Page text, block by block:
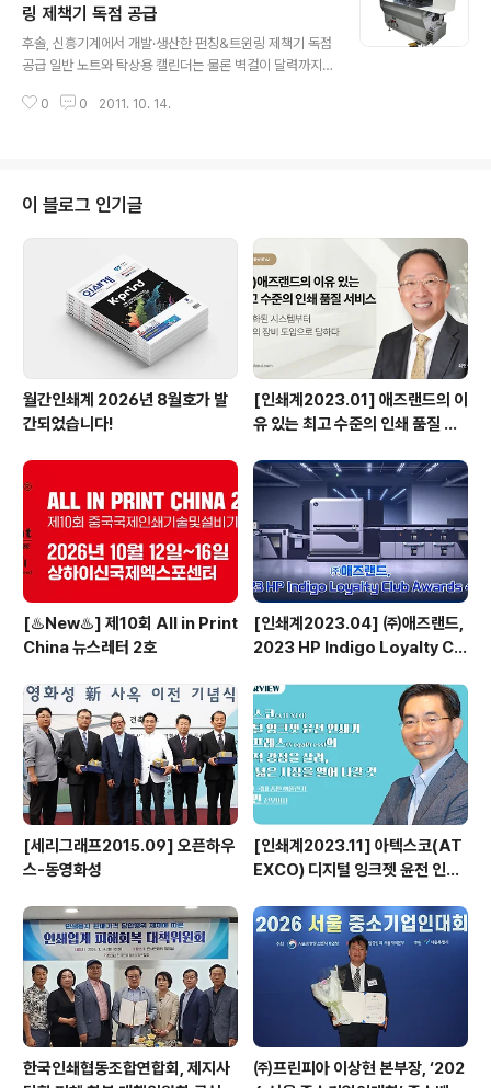
다양한 솔루션으로 사용할 수 있다. VSOP의 웹 오프셋 프
린팅 프레스는 슬리브 기술의 형태를 보이고 있고 빠르고
쉽게 프린팅 사이즈의 변경이 가능하여, 프린트 길이를 자
은 비용으로 프린팅 플레이트에 소요되는 리드 타임을 단
링 제책기 독점 공급
후솔, 신흥기계에서 개발·생산한 펀칭&트윈링 제책기 독점
공급 일반 노트와 탁상용 캘린더는 물론 벽걸이 달력까지
솔(대표 김주호/www.hoosol.com)은 지난 8월 18일 국
링 작업을 자동으로 시간당 1,500부를 신속하게 처리할 수
있으며, 터치식 조작판으로 작동이 쉽고, 1인 대량 작업이
가능하다. 이를 통해 소량 다품종의 디지털 인쇄시장에서
트윈링 제책에 생산성 향상을 전망하며, 일반 노트와 탁상
용 캘린더는 물론 벽걸이 달력까지 모두 하나의 기계로서
작업 할 수 있다고 설명..
0 0 2011. 10. 14.
이 블로그 인기글
월간인쇄계 2026년 8월호가 발
간되었습니다!
[인쇄계2023.01] 애즈랜드의 이
유 있는 최고 수준의 인쇄 품질 서
장비 도입으로 답하다 - ㈜애즈랜
드 최현수 대표이사
[♨️New♨️] 제10회 All in Print
China 뉴스레터 2호
[인쇄계2023.04] ㈜애즈랜드,
2023 HP Indigo Loyalty Clu
[세리그래프2015.09] 오픈하우
스-동영화성
[인쇄계2023.11] 아텍스코(AT
EXCO) 디지털 잉크젯 윤전 인쇄
기능적 강점을 살려, 보다 넓은 시
장을 열어 나갈 것 - 아텍스코(AT
EXCO) 국내 총판 ㈜풀린키 강성
민 전무이사
한국인쇄협동조합연합회, 제지사
㈜프린피아 이상현 본부장, ‘202